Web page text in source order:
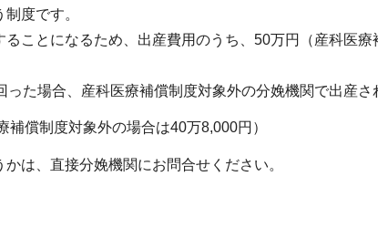
度です。
ことになるため、出産費用のうち、50万円（産科医
た場合、産科医療補償制度対象外の分娩機関で出産
償制度対象外の場合は40万8,000円）
は、直接分娩機関にお問合せください。